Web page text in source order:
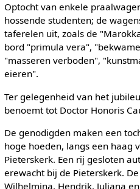
Optocht van enkele
hossende studenten; de
taferelen uit, zoals de
bord "primula vera",
"masseren verboden",
eieren".
Ter gelegenheid van het
benoemt tot Doctor Honoris
De genodigden maken een
hoge hoeden, langs een haag
Pieterskerk. Een rij gesloten
erewacht bij de Pieterskerk.
Wilhelmina, Hendrik, Juliana